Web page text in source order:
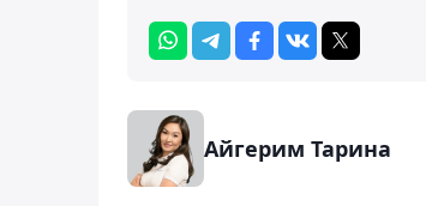
Айгерим Тарина